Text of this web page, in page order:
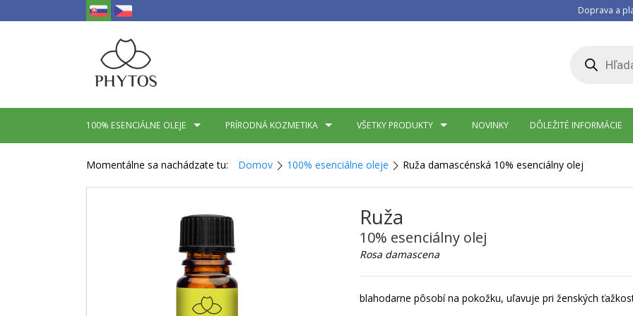
Doprava a
search
100% ESENCIÁLNE OLEJE PRÍRODNÁ KOZMETIKA VŠETKY PRODUKTY NOVINKY DÔLEŽITÉ INFORMÁCIE
Momentálne sa nachádzate tu: Domov 100% esenciálne oleje Ruža damascénská 10% esenciálny olej
Ruža
10% esenciálny olej
Rosa damascena
blahodarne pôsobí na pokožku, uľavuje pri ženských